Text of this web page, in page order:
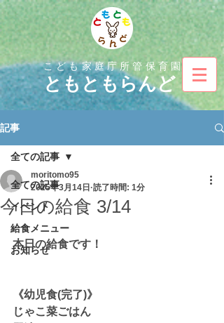
こども家庭庁所管保育園
ともともらんど
記事
全ての記事
イベント
給食メニュー
お知らせ
全ての記事
今日の給食 3/14
moritomo95
2025年3月14日 読了時間: 1分
本日の給食です！
《幼児食(完了)》
じゃこ菜ごはん